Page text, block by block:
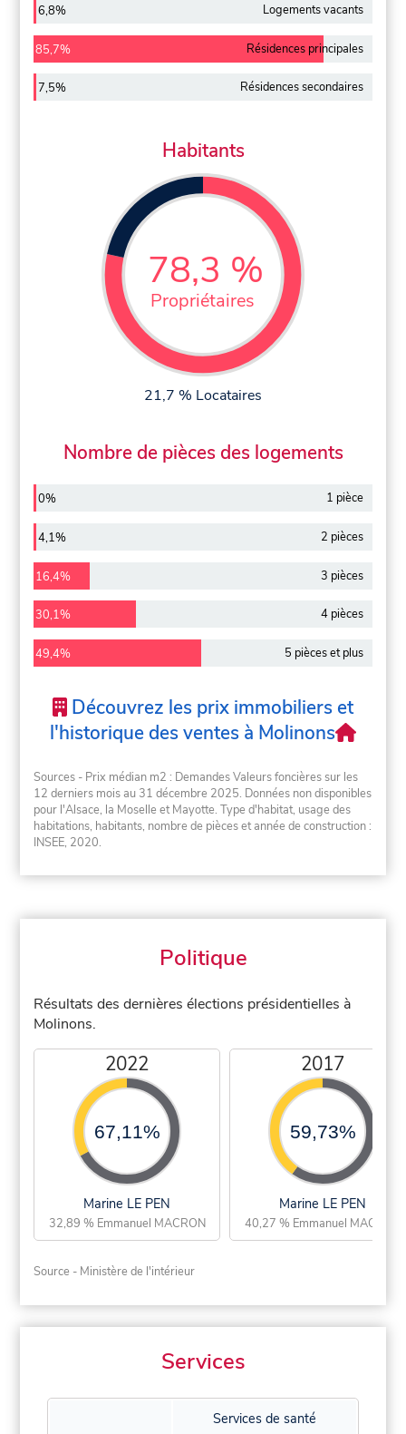
6,8% Logements vacants
85,7% Résidences principales
7,5% Résidences secondaires
Habitants
78,3 %
Propriétaires
21,7 % Locataires
Nombre de pièces des logements
0% 1 pièce
4,1% 2 pièces
16,4% 3 pièces
30,1% 4 pièces
49,4% 5 pièces et plus
Découvrez les prix immobiliers et
l'historique des ventes à Molinons
Sources - Prix médian m2 : Demandes Valeurs foncières sur les
12 derniers mois au 31 décembre 2025. Données non disponibles
pour l'Alsace, la Moselle et Mayotte. Type d'habitat, usage des
habitations, habitants, nombre de pièces et année de construction :
INSEE, 2020.
Politique
Résultats des dernières élections présidentielles à
Molinons.
2022
67,11%
Marine LE PEN
32,89 % Emmanuel MACRON
2017
59,73%
Marine LE PEN
40,27 % Emmanuel MACRON
Source - Ministère de l'intérieur
Services
Services de santé